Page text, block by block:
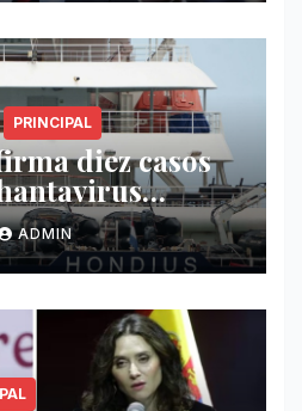
PRINCIPAL
diez casos
crucero MV
ADMIN